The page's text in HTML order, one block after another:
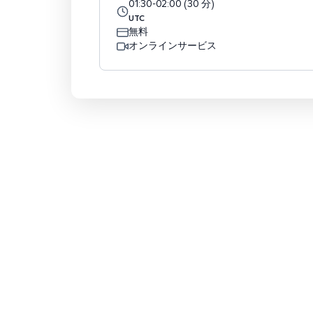
01:30-02:00 (30 分)
UTC
無料
オンラインサービス